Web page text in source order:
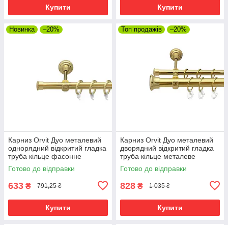
Купити Купити
Новинка –20%
Карниз Orvit Дуо металевий
однорядний відкритий гладка
труба кільце фасонне
металеве Золото 19 мм 160
см (00-00009210)
Готово до відправки
633 ₴ 791,25 ₴
Купити
Топ продажів –20%
Карниз Orvit Дуо металевий
дворядний відкритий гладка
труба кільце металеве
Золото 25\19 мм 160 см (00-
00012794)
Готово до відправки
828 ₴ 1 035 ₴
Купити